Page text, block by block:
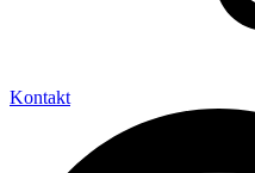
Kontakt